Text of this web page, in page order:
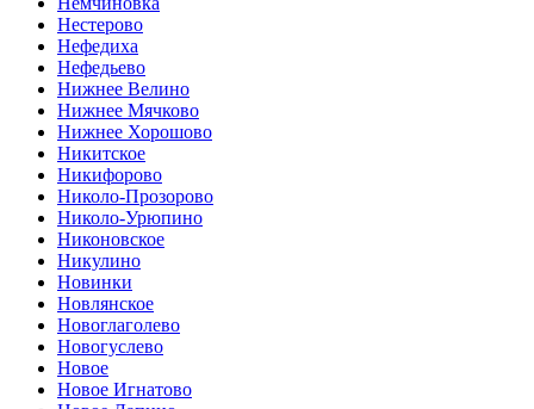
Нестерово
Нефедиха
Нефедьево
Нижнее Велино
Нижнее Мячково
Нижнее Хорошово
Никитское
Никифорово
Николо-Прозорово
Николо-Урюпино
Никоновское
Никулино
Новинки
Новлянское
Новоглаголево
Новогуслево
Новое
Новое Игнатово